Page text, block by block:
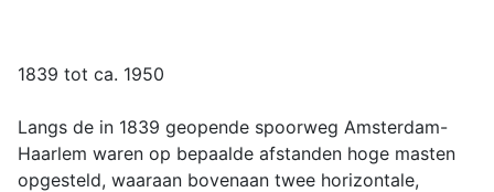
1839 tot ca. 1950
Langs de in 1839 geopende spoorweg Amsterdam-
Haarlem waren op bepaalde afstanden hoge masten
opgesteld, waaraan bovenaan twee horizontale,